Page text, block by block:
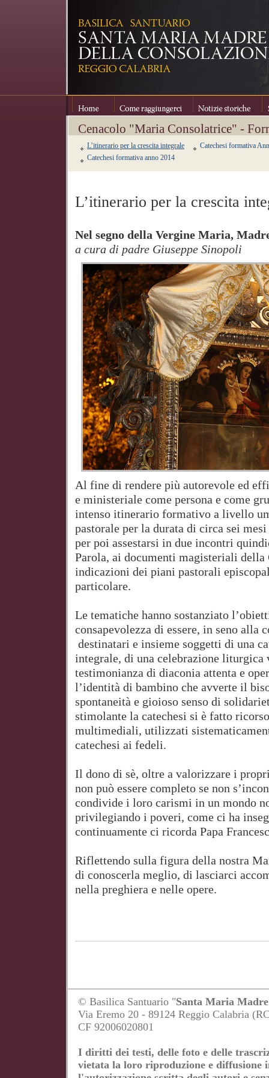
Home Come raggiungerci Notizie storiche
Cenacolo "Maria Consolatrice" -
L’itinerario per la crescita integrale
Catechesi formativa
Catechesi formativa anno 2014
L’itinerario per la crescita
Nel segno della Vergine Maria,
a cura di padre Giuseppe Sinopoli
Al fine di rendere più autorevole ed
e ministeriale come persona e come
intenso itinerario formativo a livello
pastorale per la durata di circa sei
per poi assestarsi in due incontri
Parola, ai documenti magisteriali della
indicazioni dei piani pastorali
particolare.
Le tematiche hanno sostanziato
consapevolezza di essere, in seno alla
destinatari e insieme soggetti di una
integrale, di una celebrazione liturgica
testimonianza di diaconia attenta e
l’identità di bambino che avverte il
spontaneità e gioioso senso di
stimolante la catechesi si è fatto
multimediali, utilizzati
catechesi ai fedeli.
Il dono di sè, oltre a valorizzare i
non può essere completo se non
condivide i loro carismi in un mondo
privilegiando i poveri, come ci ha
continuamente ci ricorda Papa
Riflettendo sulla figura della nostra
di conoscerla meglio, di lasciarci
nella preghiera e nelle opere.
© Basilica Santuario "Santa Maria
Via Eremo 20 - 89124 Reggio Calabria
CF 92006020801
I diritti dei testi, delle foto e delle
vietata la loro riproduzione e diffusione